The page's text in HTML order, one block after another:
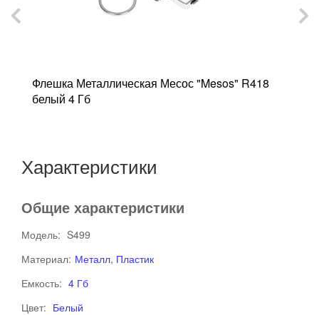
Флешка Металлическая Месос "Mesos" R418
белый 4 Гб
Характеристики
Общие характеристики
Модель: S499
Материал: Металл, Пластик
Емкость: 4 Гб
Цвет: Белый